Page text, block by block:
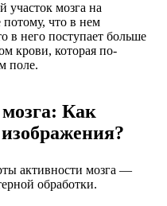
участок мозга на
что в нем
в него поступает больше
крови, которая по-
поле.
Как
активности мозга —
обработки.